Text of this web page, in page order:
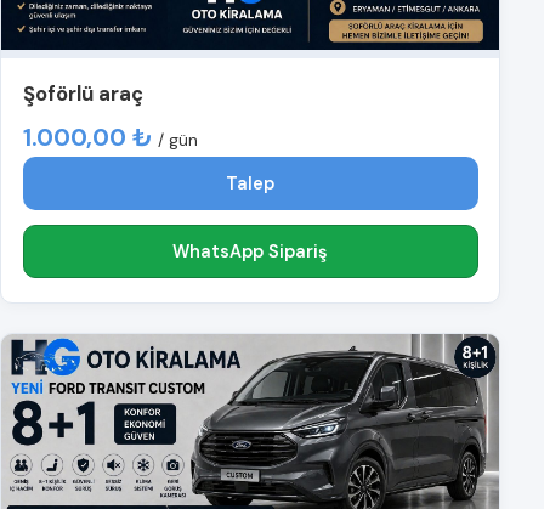
Şoförlü araç
1.000,00 ₺ / gün
Talep
WhatsApp Sipariş